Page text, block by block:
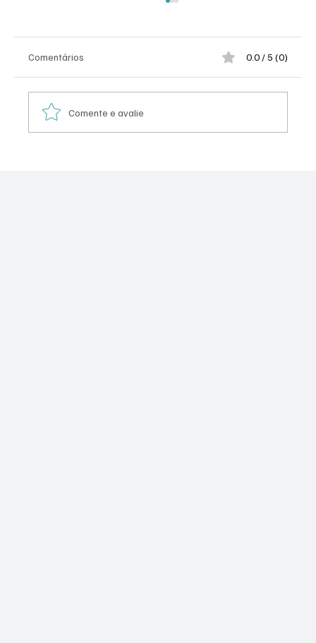
Comentários 0.0 / 5 (0)
Comente e avalie